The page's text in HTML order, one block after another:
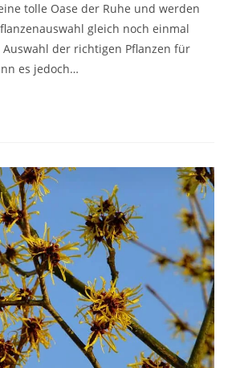
tolle Oase der Ruhe und werden
gleich noch einmal
der richtigen Pflanzen für
es jedoch…